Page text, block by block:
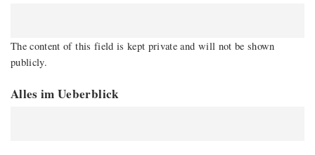
The content of this field is kept private and will not be shown
publicly.
Alles im Ueberblick